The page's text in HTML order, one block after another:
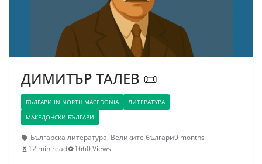
ДИМИТЪР ТАЛЕВ 📜
БЪЛГАРИ IN NORTH MACEDONIA
ЛИТЕРАТУРА
МАКЕДОНСКИ БЪЛГАРИ
Българска литература, Великите българи9 months
12 min read
1660 Views